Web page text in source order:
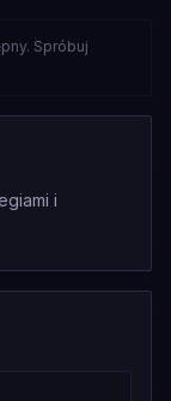
Spróbuj
i